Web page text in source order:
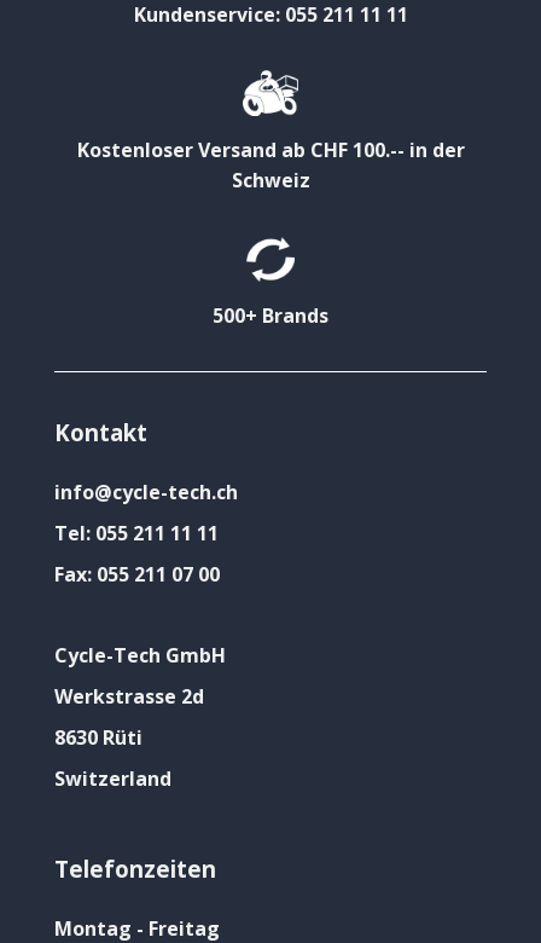
Kundenservice: 055 211 11 11
Kostenloser Versand ab CHF 100.-- in der
Schweiz
500+ Brands
Kontakt
info@cycle-tech.ch
Tel: 055 211 11 11
Fax: 055 211 07 00
Cycle-Tech GmbH
Werkstrasse 2d
8630 Rüti
Switzerland
Telefonzeiten
Montag - Freitag